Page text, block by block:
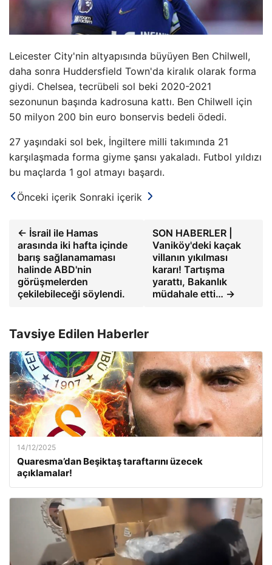
Leicester City'nin altyapısında büyüyen Ben Chilwell,
daha sonra Huddersfield Town'da kiralık olarak forma
giydi. Chelsea, tecrübeli sol beki 2020-2021
sezonunun başında kadrosuna kattı. Ben Chilwell için
50 milyon 200 bin euro bonservis bedeli ödedi.
27 yaşındaki sol bek, İngiltere milli takımında 21
karşılaşmada forma giyme şansı yakaladı. Futbol yıldızı
bu maçlarda 1 gol atmayı başardı.
Önceki içerik Sonraki içerik
← İsrail ile Hamas
arasında iki hafta içinde
barış sağlanamaması
halinde ABD'nin
görüşmelerden
çekilebileceği söylendi.
SON HABERLER |
Vaniköy'deki kaçak
villanın yıkılması
kararı! Tartışma
yarattı, Bakanlık
müdahale etti… →
Tavsiye Edilen Haberler
14/12/2025
Quaresma’dan Beşiktaş taraftarını üzecek
açıklamalar!